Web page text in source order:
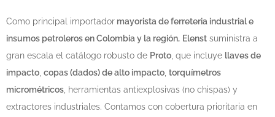
Como principal importador mayorista de ferreteria industrial e
insumos petroleros en Colombia y la región, Elenst suministra a
gran escala el catálogo robusto de Proto , que incluye llaves de
impacto copas (dados) de alto impacto torquímetros
micrométricos , herramientas antiexplosivas (no chispas) y
extractores industriales. Contamos con cobertura prioritaria en